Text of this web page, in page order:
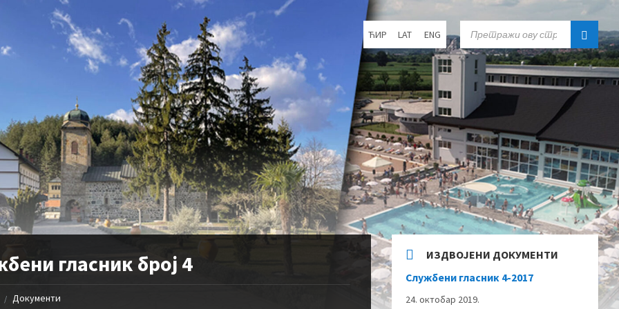
language:
ЋИР LAT ENG
гласник број 4
/ Документи
ИЗДВОЈЕНИ ДОКУМЕНТИ
Службени гласник 4-2017
24. октобар 2019.